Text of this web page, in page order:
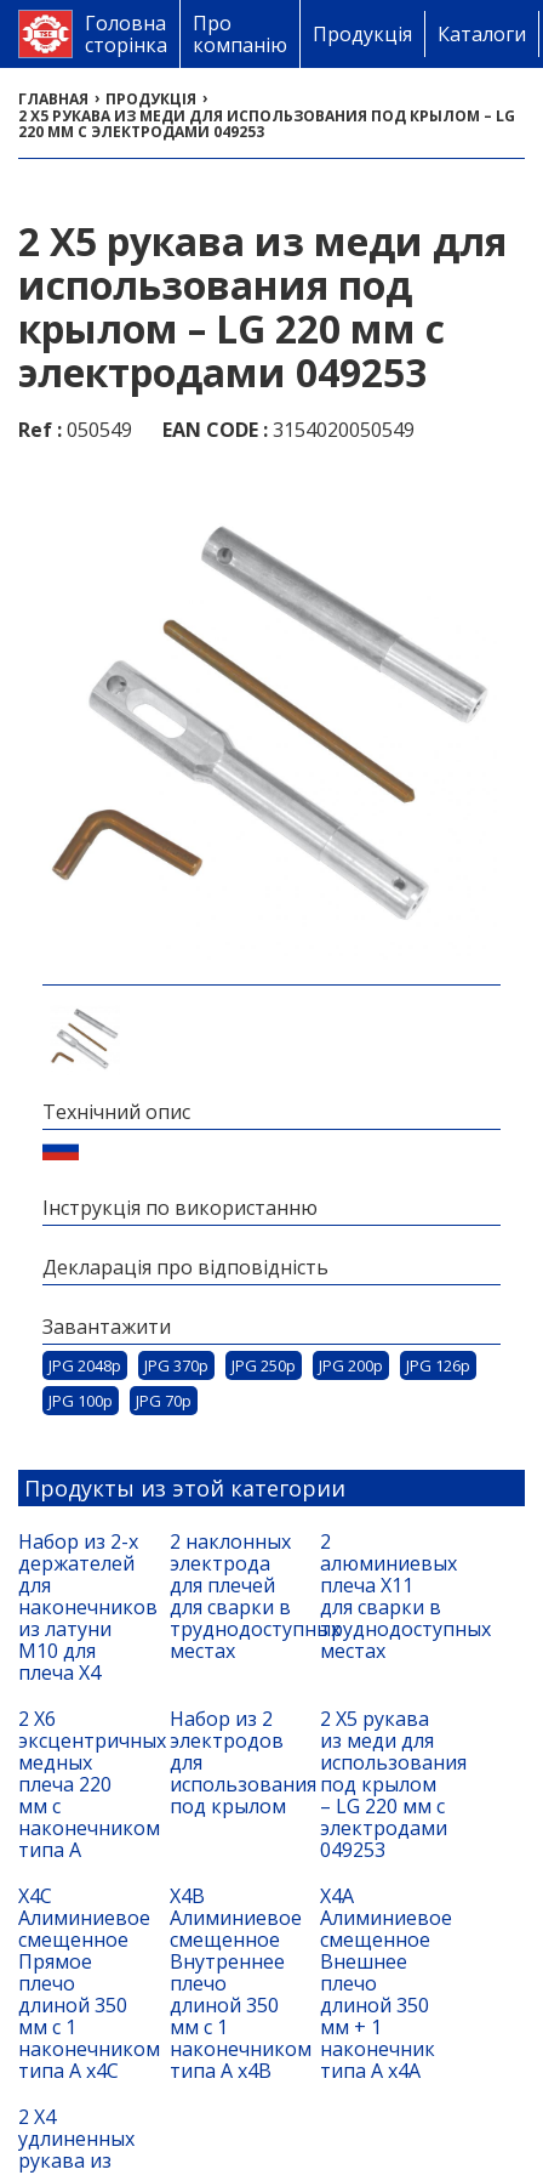
Головна
сторінка
Про
компанію
Продукція Каталоги
ГЛАВНАЯ › ПРОДУКЦІЯ ›
2 X5 РУКАВА ИЗ МЕДИ ДЛЯ ИСПОЛЬЗОВАНИЯ ПОД КРЫЛОМ – LG
220 ММ С ЭЛЕКТРОДАМИ 049253
2 X5 рукава из меди для
использования под
крылом – LG 220 мм с
электродами 049253
Ref :050549 EAN CODE :3154020050549
Технічний опис
Інструкція по використанню
Декларація про відповідність
Завантажити
JPG 2048p JPG 370p JPG 250p JPG 200p
JPG 126p
JPG 100p
JPG 70p
Продукты из этой категории
Набор из 2-х
держателей
для
наконечников
из латуни
M10 для
плеча X4
2 наклонных
электрода
для плечей
для сварки в
труднодоступных
местах
2
алюминиевых
плеча X11
для сварки в
труднодоступных
местах
2 X6
эксцентричных
медных
плеча 220
мм с
наконечником
типа А
Набор из 2
электродов
для
использования
под крылом
2 X5 рукава
из меди для
использования
под крылом
– LG 220 мм с
электродами
049253
X4C
Алиминиевое
смещенное
Прямое
плечо
длиной 350
мм с 1
наконечником
типа A x4C
X4B
Алиминиевое
смещенное
Внутреннее
плечо
длиной 350
мм с 1
наконечником
типа A x4В
X4A
Алиминиевое
смещенное
Внешнее
плечо
длиной 350
мм + 1
наконечник
типа A x4А
2 X4
удлиненных
рукава из